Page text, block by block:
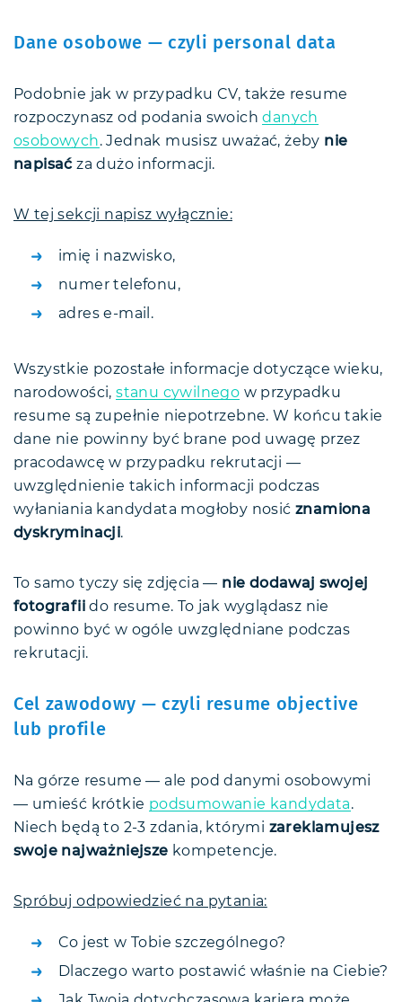
Dane osobowe — czyli personal data
Podobnie jak w przypadku CV, także resume
rozpoczynasz od podania swoichdanych
osobowych. Jednak musisz uważać, żeby nie
napisaćza dużo informacji.
W tej sekcji napisz wyłącznie:
imię i nazwisko,
numer telefonu,
adres e-mail.
Wszystkie pozostałe informacje dotyczące wieku,
narodowości,stanu cywilnego w przypadku
resume są zupełnie niepotrzebne. W końcu takie
dane nie powinny być brane pod uwagę przez
pracodawcę w przypadku rekrutacji —
uwzględnienie takich informacji podczas
wyłaniania kandydata mogłoby nosić znamiona
dyskryminacji.
To samo tyczy się zdjęcia — nie dodawaj swojej
fotografii do resume. To jak wyglądasz nie
powinno być w ogóle uwzględniane podczas
rekrutacji.
Cel zawodowy — czyli resume objective
lub profile
Na górze resume — ale pod danymi osobowymi
— umieść krótkie podsumowanie kandydata.
Niech będą to 2-3 zdania, którymi zareklamujesz
swoje najważniejsze kompetencje.
Spróbuj odpowiedzieć na pytania:
Co jest w Tobie szczególnego?
Dlaczego warto postawić właśnie na Ciebie?